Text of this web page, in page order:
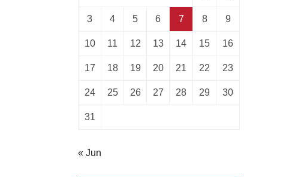
3 4 5 6 7 8 9
10 11 12 13 14 15 16
17 18 19 20 21 22 23
24 25 26 27 28 29 30
31
« Jun